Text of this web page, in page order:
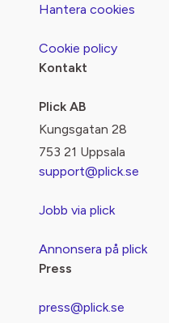
Hantera cookies
Cookie policy
Kontakt
Plick AB
Kungsgatan 28
753 21 Uppsala
support@plick.se
Jobb via plick
Annonsera på plick
Press
press@plick.se